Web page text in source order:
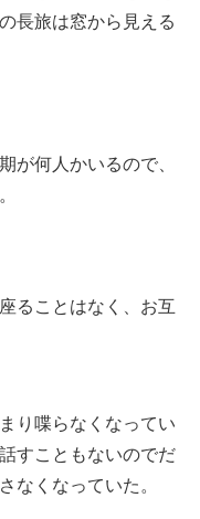
長旅は窓から見える
が何人かいるので、
ることはなく、お互
り喋らなくなってい
すこともないのでだ
なくなっていた。